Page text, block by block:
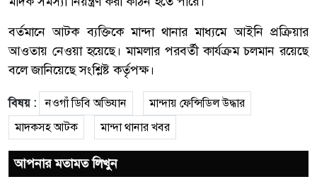
বর্তমানে আটক ব্যক্তিকে মান্দা থানার মাধ্যমে আইনি প্রক্রিয়ার
আওতায় নেওয়া হয়েছে। মামলার পরবর্তী কার্যক্রম চলমান রয়েছে
বলে জানিয়েছে সংশ্লিষ্ট কর্তৃপক্ষ।
বিষয় : নওগাঁ ডিবি অভিযান
মান্দায় ফেন্সিডিল উদ্ধার
মাদকসহ আটক
মান্দা থানার খবর
আপনার মতামত লিখুন